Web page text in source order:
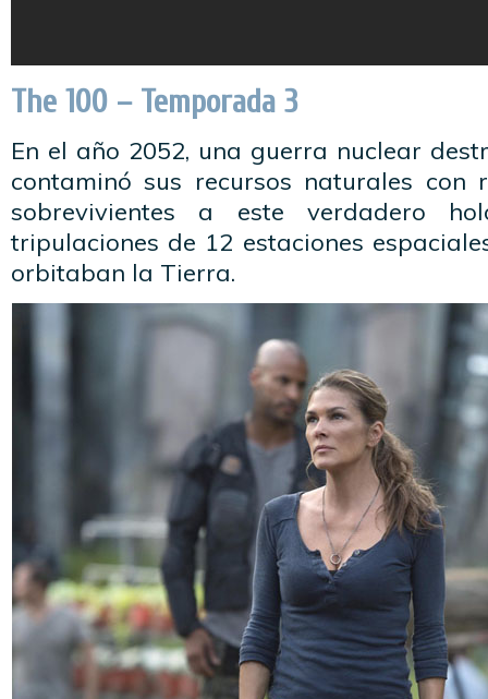
The 100 – Temporada 3
En el año 2052, una guerra nuclear
contaminó sus recursos naturales con
sobrevivientes a este verdadero
tripulaciones de 12 estaciones
orbitaban la Tierra.